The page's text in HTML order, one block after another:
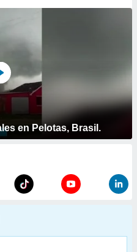
en Pelotas, Brasil.